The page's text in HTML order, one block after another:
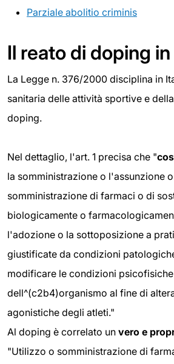
Parziale abolitio criminis
Il reato di doping
La Legge n. 376/2000 disciplina in
sanitaria delle attività sportive e
doping.
Nel dettaglio, l'art. 1 precisa che "c
la somministrazione o l'assunzione
somministrazione di farmaci o di
biologicamente o
l'adozione o la sottoposizione a
giustificate da condizioni
modificare le condizioni
dell^(c2b4)organismo al fine di
agonistiche degli atleti."
Al doping è correlato un vero e
"Utilizzo o somministrazione di